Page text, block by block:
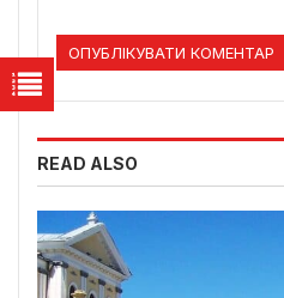
READ ALSO